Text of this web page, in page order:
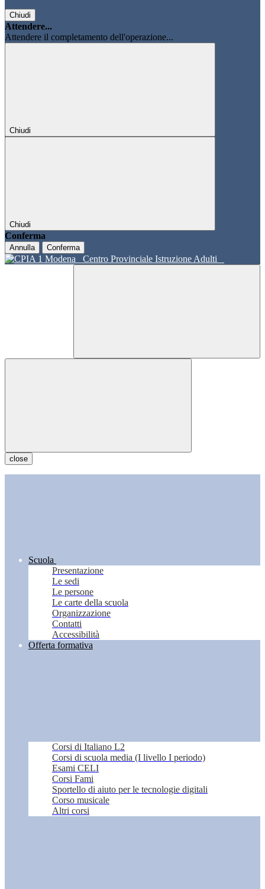
Chiudi
Attendere...
Attendere il completamento dell'operazione...
Chiudi
Chiudi
Conferma
Annulla Conferma
Centro Provinciale Istruzione Adulti
close
Scuola
Presentazione
Le sedi
Le persone
Le carte della scuola
Organizzazione
Contatti
Accessibilità
Offerta formativa
Corsi di Italiano L2
Corsi di scuola media (I livello I periodo)
Esami CELI
Corsi Fami
Sportello di aiuto per le tecnologie digitali
Corso musicale
Altri corsi